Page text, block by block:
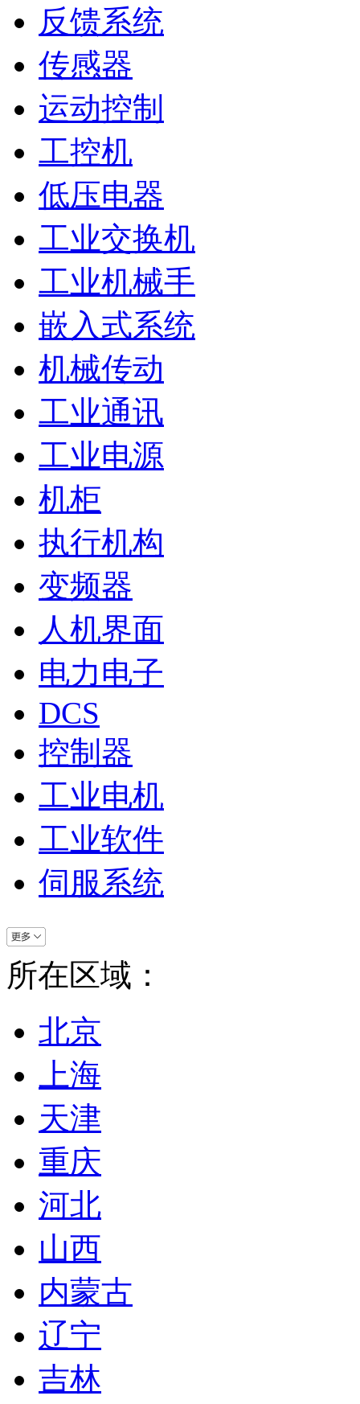
反馈系统
传感器
运动控制
工控机
低压电器
工业交换机
工业机械手
嵌入式系统
机械传动
工业通讯
工业电源
机柜
执行机构
变频器
人机界面
电力电子
DCS
控制器
工业电机
工业软件
伺服系统
所在区域：
北京
上海
天津
重庆
河北
山西
内蒙古
辽宁
吉林